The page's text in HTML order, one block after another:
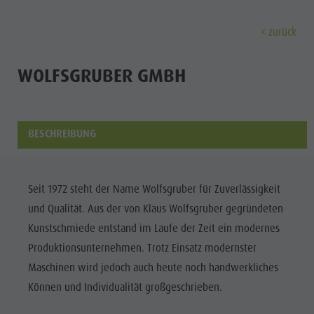
MUSEEN
Alle Events
Wellness
Familie &
Kinder
Sehenswürdigkeiten
Orte & Umgebung
Highlight Events
Alle Events
Wellness
Familie & Kinder
Info A-Z
Wandern
Themenwege
Golf
Klettern
Paragleiten
Ballonfahren
Rafting & Canyoning
Angebote
Mobilität vor Ort
Anreise
Webcams
Wetter
Kontakt
Newsletter
Shopping
Stadtführungen
Highlight Events
Must-sees
Trainingslager
zurück
WOLFSGRUBER GMBH
BESCHREIBUNG
Seit 1972 steht der Name Wolfsgruber für Zuverlässigkeit
und Qualität. Aus der von Klaus Wolfsgruber gegründeten
Kunstschmiede entstand im Laufe der Zeit ein modernes
Produktionsunternehmen. Trotz Einsatz modernster
Maschinen wird jedoch auch heute noch handwerkliches
Können und Individualität großgeschrieben.